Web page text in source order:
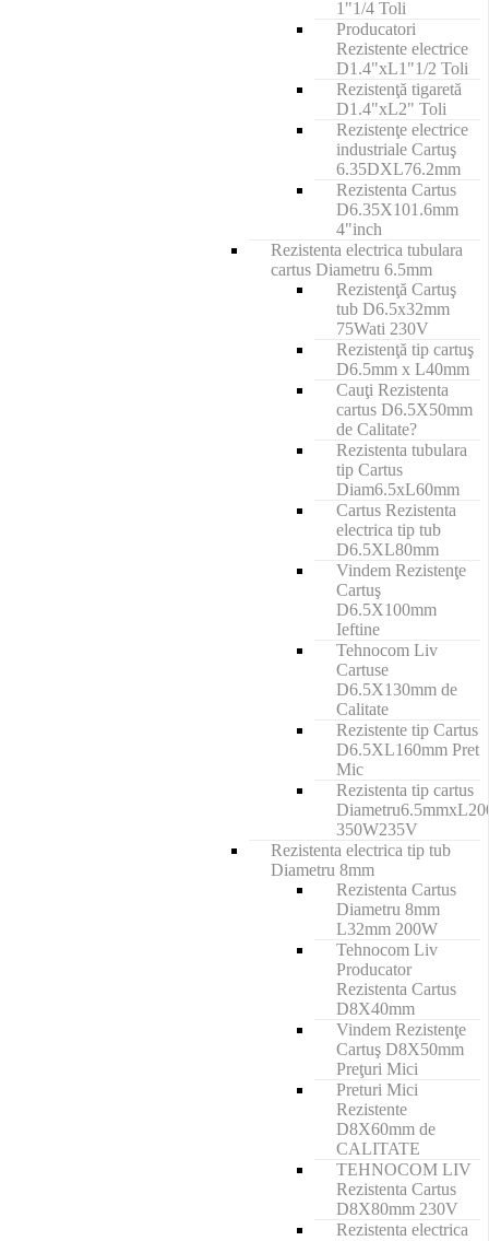
1"1/4 Toli
Producatori
Rezistente electrice
D1.4"xL1"1/2 Toli
Rezistenţă tigaretă
D1.4"xL2" Toli
Rezistenţe electrice
industriale Cartuş
6.35DXL76.2mm
Rezistenta Cartus
D6.35X101.6mm
4"inch
Rezistenta electrica tubulara
cartus Diametru 6.5mm
Rezistenţă Cartuş
tub D6.5x32mm
75Wati 230V
Rezistenţă tip cartuş
D6.5mm x L40mm
Cauţi Rezistenta
cartus D6.5X50mm
de Calitate?
Rezistenta tubulara
tip Cartus
Diam6.5xL60mm
Cartus Rezistenta
electrica tip tub
D6.5XL80mm
Vindem Rezistenţe
Cartuş
D6.5X100mm
Ieftine
Tehnocom Liv
Cartuse
D6.5X130mm de
Calitate
Rezistente tip Cartus
D6.5XL160mm Pret
Mic
Rezistenta tip cartus
350W235V
Rezistenta electrica tip tub
Diametru 8mm
Rezistenta Cartus
Diametru 8mm
L32mm 200W
Tehnocom Liv
Producator
Rezistenta Cartus
D8X40mm
Vindem Rezistenţe
Cartuş D8X50mm
Preţuri Mici
Preturi Mici
Rezistente
D8X60mm de
CALITATE
TEHNOCOM LIV
Rezistenta Cartus
D8X80mm 230V
Rezistenta electrica